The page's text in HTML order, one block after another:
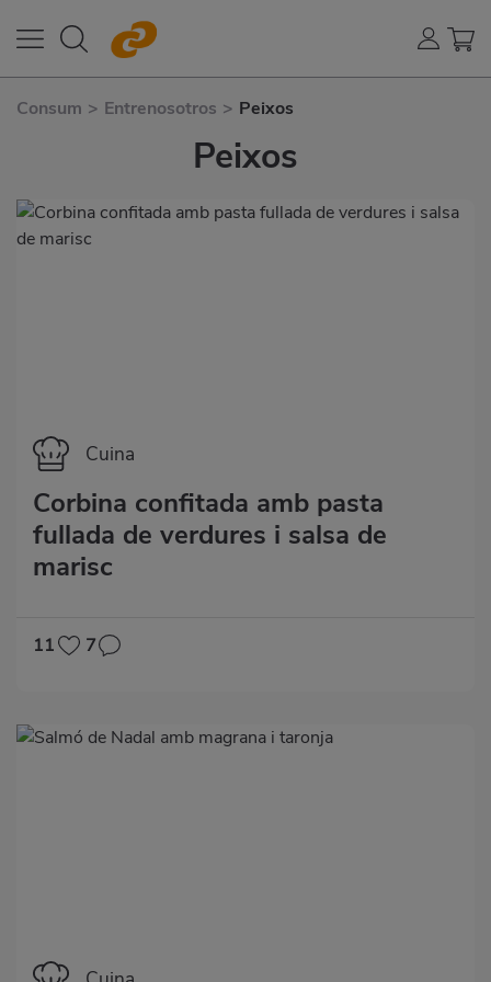
Consum > Entrenosotros > Peixos
Peixos
Categoría
Cuina
Corbina confitada amb pasta
fullada de verdures i salsa de
marisc
11 7